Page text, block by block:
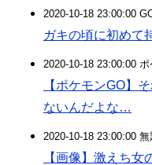
2020-10-18 23:00:00
ガキの頃に初めて
2020-10-18 23:00:00
【ポケモンGO】
ないんだよな…
2020-10-18 23:00:00
【画像】激えち